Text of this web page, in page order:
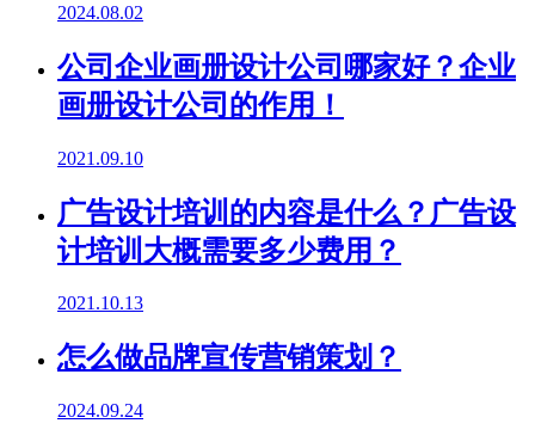
2024.08.02
公司企业画册设计公司哪家好？企业
画册设计公司的作用！
2021.09.10
广告设计培训的内容是什么？广告设
计培训大概需要多少费用？
2021.10.13
怎么做品牌宣传营销策划？
2024.09.24